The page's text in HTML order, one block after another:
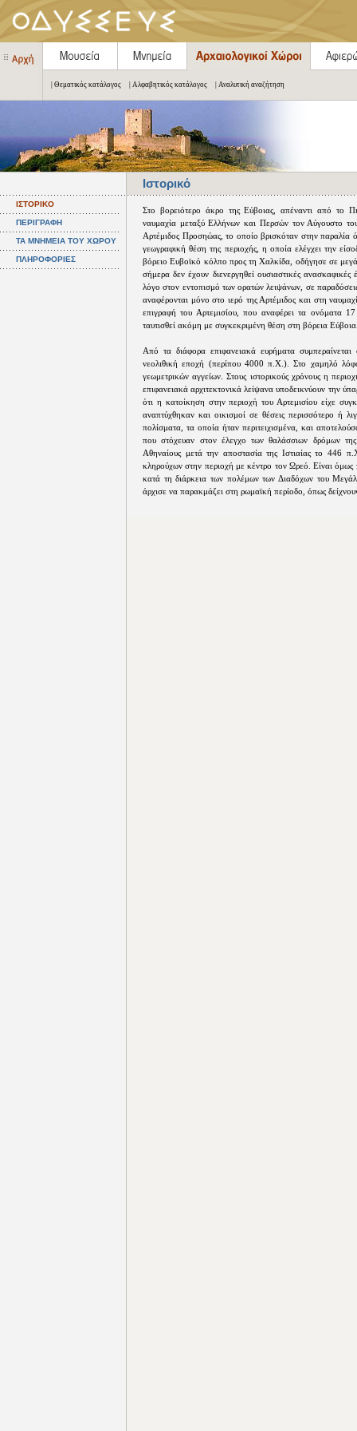
| Θεματικός κατάλογος | Αλφαβητικός κατάλογος | Αναλυτική αναζήτηση
Ιστορικό
ΙΣΤΟΡΙΚΟ
ΠΕΡΙΓΡΑΦΗ
ΤΑ ΜΝΗΜΕΙΑ ΤΟΥ ΧΩΡΟΥ
ΠΛΗΡΟΦΟΡΙΕΣ
Στο βορειότερο άκρο της Εύβοιας, απέναντι από το
ναυμαχία μεταξύ Ελλήνων και Περσών τον Αύγουστο
Αρτέμιδος Προσηώας, το οποίο βρισκόταν στην παραλία
γεωγραφική θέση της περιοχής, η οποία ελέγχει την
βόρειο Ευβοϊκό κόλπο προς τη Χαλκίδα, οδήγησε σε
σήμερα δεν έχουν διενεργηθεί ουσιαστικές
λόγο στον εντοπισμό των ορατών λειψάνων, σε παραδόσεις
αναφέρονται μόνο στο ιερό της Αρτέμιδος και στη
επιγραφή του Αρτεμισίου, που αναφέρει τα ονόματα
ταυτισθεί ακόμη με συγκεκριμένη θέση στη βόρεια
Από τα διάφορα επιφανειακά ευρήματα
νεολιθική εποχή (περίπου 4000 π.Χ.). Στο χαμηλό
γεωμετρικών αγγείων. Στους ιστορικούς χρόνους η
επιφανειακά αρχιτεκτονικά λείψανα υποδεικνύουν την
ότι η κατοίκηση στην περιοχή του Αρτεμισίου είχε
αναπτύχθηκαν και οικισμοί σε θέσεις περισσότερο ή
πολίσματα, τα οποία ήταν περιτειχισμένα, και
που στόχευαν στον έλεγχο των θαλάσσιων δρόμων
Αθηναίους μετά την αποστασία της Ιστιαίας το 446
κληρούχων στην περιοχή με κέντρο τον Ωρεό. Είναι
κατά τη διάρκεια των πολέμων των Διαδόχων του
άρχισε να παρακμάζει στη ρωμαϊκή περίοδο, όπως